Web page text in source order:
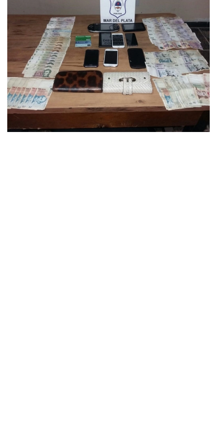
Se robó un cartera y varios celulares y lo
atraparon por el GPS de un iPhone